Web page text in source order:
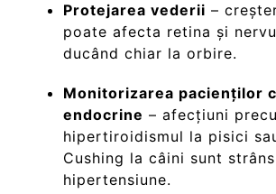
Protejarea vederii –
poate afecta retina și
ducând chiar la orbire.
Monitorizarea pacienților
endocrine – afecțiuni
hipertiroidismul la pisici
Cushing la câini sunt
hipertensiune.